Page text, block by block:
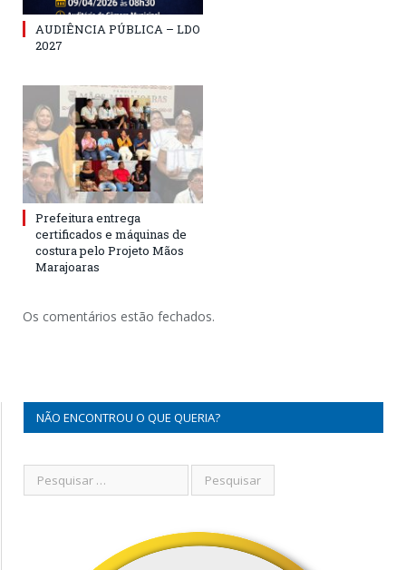
AUDIÊNCIA PÚBLICA – LDO
2027
Prefeitura entrega
certificados e máquinas de
costura pelo Projeto Mãos
Marajoaras
Os comentários estão fechados.
NÃO ENCONTROU O QUE QUERIA?